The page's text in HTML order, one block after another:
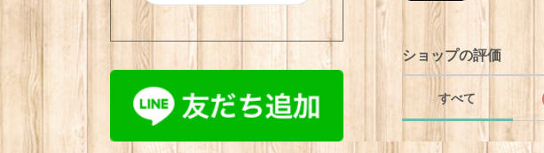
ショップの評価
すべて